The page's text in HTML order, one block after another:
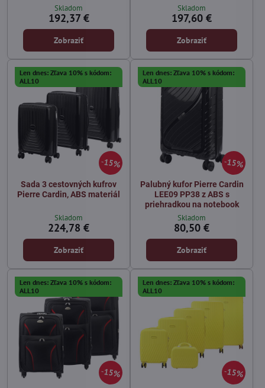
Skladom
192,37 €
Zobraziť
Skladom
197,60 €
Zobraziť
15%
Len dnes: Zľava 10% s kódom:
ALL10
Sada 3 cestovných kufrov
Pierre Cardin, ABS materiál
Skladom
224,78 €
Zobraziť
15%
Len dnes: Zľava 10% s kódom:
ALL10
Palubný kufor Pierre Cardin
LEE09 PP38 z ABS s
priehradkou na notebook
Skladom
80,50 €
Zobraziť
15%
Len dnes: Zľava 10% s kódom:
ALL10
15%
Len dnes: Zľava 10% s kódom:
ALL10